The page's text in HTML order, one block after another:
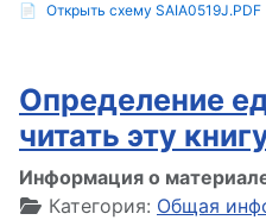
📄 Открыть схему SAIA0519J.PDF
Определение
читать эту
Информация о
Категория: Общая